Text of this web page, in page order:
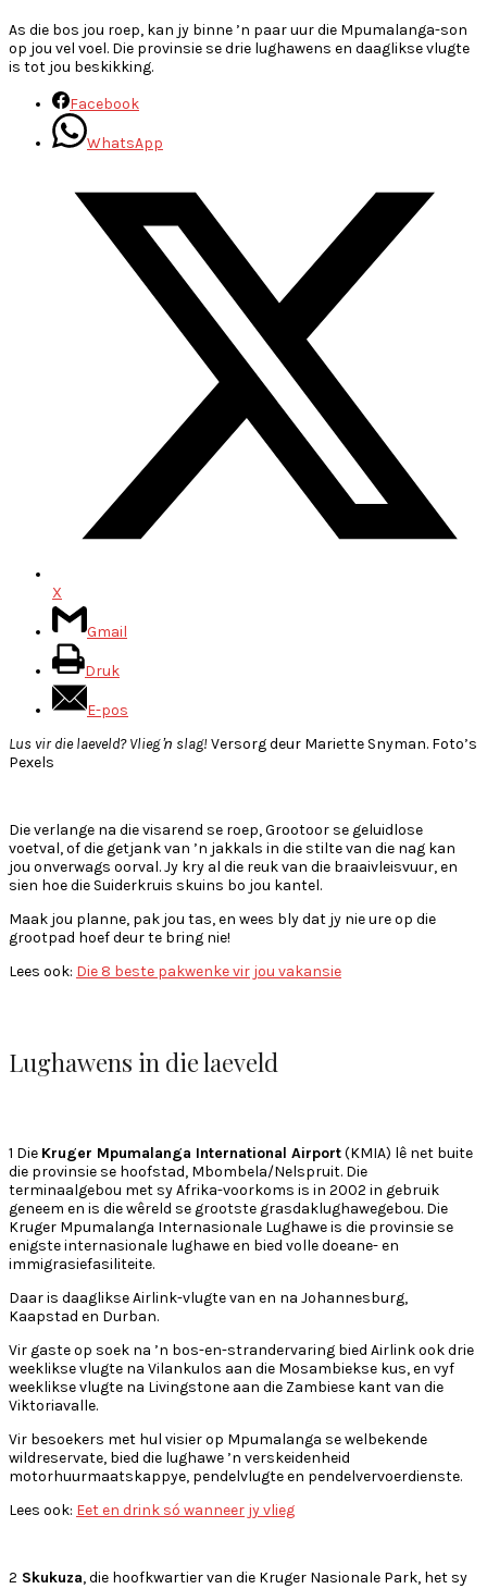
As die bos jou roep, kan jy binne ’n paar uur die Mpumalanga-son
op jou vel voel. Die provinsie se drie lughawens en daaglikse vlugte
is tot jou beskikking.
Facebook
WhatsApp
X
Gmail
Druk
E-pos
Lus vir die laeveld? Vlieg ŉ slag! Versorg deur Mariette Snyman. Foto’s
Pexels
Die verlange na die visarend se roep, Grootoor se geluidlose
voetval, of die getjank van ’n jakkals in die stilte van die nag kan
jou onverwags oorval. Jy kry al die reuk van die braaivleisvuur, en
sien hoe die Suiderkruis skuins bo jou kantel.
Maak jou planne, pak jou tas, en wees bly dat jy nie ure op die
grootpad hoef deur te bring nie!
Lees ook: Die 8 beste pakwenke vir jou vakansie
Lughawens in die laeveld
1 Die Kruger Mpumalanga International Airport(KMIA) lê net buite
die provinsie se hoofstad, Mbombela/Nelspruit. Die
terminaalgebou met sy Afrika-voorkoms is in 2002 in gebruik
geneem en is die wêreld se grootste grasdaklughawegebou. Die
Kruger Mpumalanga Internasionale Lughawe is die provinsie se
enigste internasionale lughawe en bied volle doeane- en
immigrasiefasiliteite.
Daar is daaglikse Airlink-vlugte van en na Johannesburg,
Kaapstad en Durban.
Vir gaste op soek na ’n bos-en-strandervaring bied Airlink ook drie
weeklikse vlugte na Vilankulos aan die Mosambiekse kus, en vyf
weeklikse vlugte na Livingstone aan die Zambiese kant van die
Viktoriavalle.
Vir besoekers met hul visier op Mpumalanga se welbekende
wildreservate, bied die lughawe ’n verskeidenheid
motorhuurmaatskappye, pendelvlugte en pendelvervoerdienste.
Lees ook: Eet en drink só wanneer jy vlieg
2 Skukuza, die hoofkwartier van die Kruger Nasionale Park, het sy